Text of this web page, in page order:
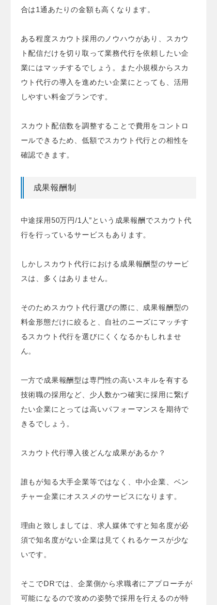
合は1通あたりの金額も高くなります。
ある程度スカウト採用のノウハウがあり、スカウ
ト配信だけを切り取って業務代行を依頼したい企
業にはマッチするでしょう。また小規模からスカ
ウト代行の導入を進めたい企業にとっても、活用
しやすい料金プランです。
スカウト配信数を調整することで費用をコントロ
ールできるため、低額でスカウト代行との相性を
確認できます。
成果報酬制
中途採用50万円/1人”という成果報酬でスカウト代
行を行っているサービスもあります。
しかしスカウト代行における成果報酬型のサービ
スは、多くはありません。
そのためスカウト代行選びの際に、成果報酬型の
料金形態だけに絞ると、自社のニーズにマッチす
るスカウト代行を選びにくくなるかもしれませ
ん。
一方で成果報酬型は専門性の高いスキルを有する
技術職の採用など、少人数かつ確実に採用に繋げ
たい企業にとっては高いパフォーマンスを期待で
きるでしょう。
スカウト代行導入後どんな成果があるか？
誰もが知る大手企業等ではなく、中小企業、ベン
チャー企業にオススメのサービスになります。
理由と致しましては、求人媒体ですと知名度が必
須で知名度がない企業は見てくれるケースが少な
いです。
そこでDRでは、企業側から求職者にアプローチが
可能になるので攻めの姿勢で採用を行えるのが特